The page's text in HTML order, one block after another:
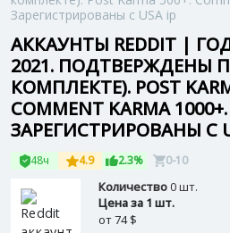
Зарегистрированы с USA ip
АККАУНТЫ REDDIT |
2021. ПОДТВЕРЖДЕНЫ
КОМПЛЕКТЕ). POST
COMMENT KARMA 1000+.
ЗАРЕГИСТРИРОВАНЫ С
48ч 4.9 2.3% 0-10
Количество0 шт.
Цена за 1 шт.
от74 $